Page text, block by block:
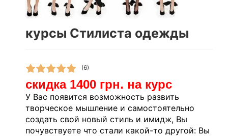
курсы Стилиста одежды
(6)
скидка 1400 грн. на курс
У Вас появится возможность развить
творческое мышление и самостоятельно
создать свой новый стиль и имидж, Вы
почувствуете что стали какой-то другой: Вы